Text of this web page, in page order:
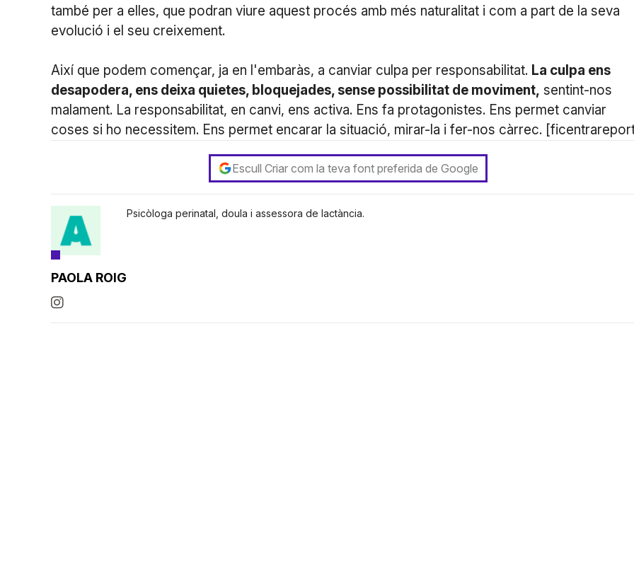
també per a elles, que podran viure aquest procés amb més naturalitat i com a part de la seva
evolució i el seu creixement.
Així que podem començar, ja en l'embaràs, a canviar culpa per responsabilitat. La culpa ens
desapodera, ens deixa quietes, bloquejades, sense possibilitat de moviment, sentint-nos
malament. La responsabilitat, en canvi, ens activa. Ens fa protagonistes. Ens permet canviar
coses si ho necessitem. Ens permet encarar la situació, mirar-la i fer-nos càrrec.
Escull Criar com la teva font preferida de Google
PAOLA ROIG
Psicòloga perinatal, doula i assessora de lactància.